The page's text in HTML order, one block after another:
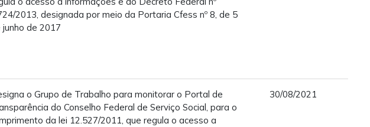
2013, designada por meio da Portaria Cfess nº 8, de 5
junho de 2017
o Grupo de Trabalho para monitorar o Portal de
do Conselho Federal de Serviço Social, para o
da lei 12.527/2011, que regula o acesso a
30/08/2021